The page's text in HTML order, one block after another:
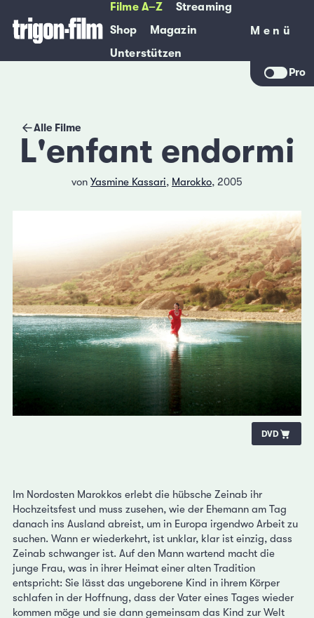
Filme A–Z
Streaming
Shop
Magazin
Unterstützen
Menü
Menü
Pro
Alle Filme
L'enfant endormi
von Yasmine Kassari, Marokko, 2005
DVD
Im Nordosten Marokkos erlebt die hübsche Zeinab ihr
Hochzeitsfest und muss zusehen, wie der Ehemann am Tag
danach ins Ausland abreist, um in Europa irgendwo Arbeit zu
suchen. Wann er wiederkehrt, ist unklar, klar ist einzig, dass
Zeinab schwanger ist. Auf den Mann wartend macht die
junge Frau, was in ihrer Heimat einer alten Tradition
entspricht: Sie lässt das ungeborene Kind in ihrem Körper
schlafen in der Hoffnung, dass der Vater eines Tages wieder
kommen möge und sie dann gemeinsam das Kind zur Welt